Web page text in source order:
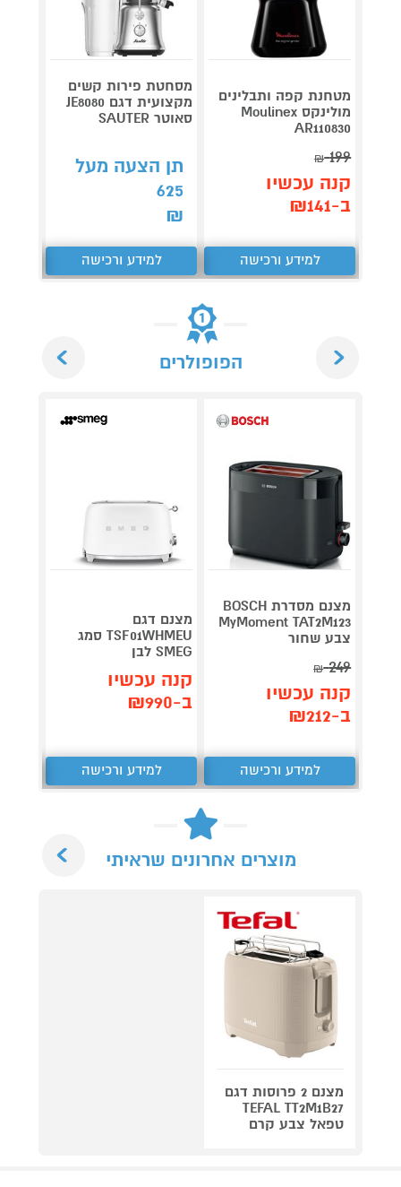
מטחנת קפה ותבלינים
מולינקס Moulinex
AR110830
199
₪
קנה עכשיו
ב-₪141
למידע ורכישה
מסחטת פירות קשים
מקצועית דגם JE8080
סאוטר SAUTER
תן הצעה מעל
625
₪
למידע ורכישה
הפופולרים
מצנם מסדרת BOSCH
MyMoment TAT2M123
צבע שחור
249
₪
קנה עכשיו
ב-₪212
למידע ורכישה
מצנם דגם
TSF01WHMEU סמג
SMEG לבן
קנה עכשיו
ב-₪990
למידע ורכישה
מוצרים אחרונים שראיתי
מצנם 2 פרוסות דגם
TEFAL TT2M1B27
טפאל צבע קרם